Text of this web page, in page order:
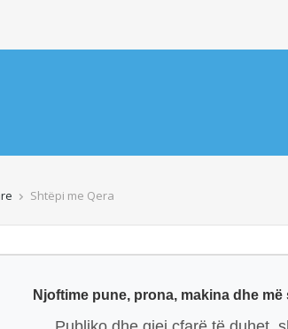
Shtëpi me Qera
Njoftime pune, prona, makina dhe